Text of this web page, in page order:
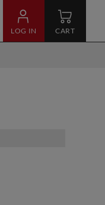
LOG IN CART